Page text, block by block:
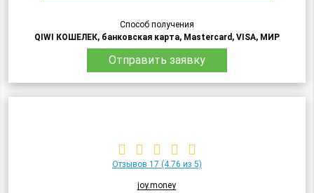
Способ получения
QIWI КОШЕЛЕК, банковская карта, Mastercard, VISA, МИР
Отправить заявку
Отзывов 17 (4.76 из 5)
joy.money